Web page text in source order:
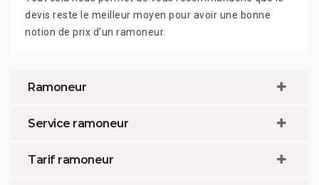
devis reste le meilleur moyen pour avoir une bonne
notion de prix d’un ramoneur.
Ramoneur
Service ramoneur
Tarif ramoneur